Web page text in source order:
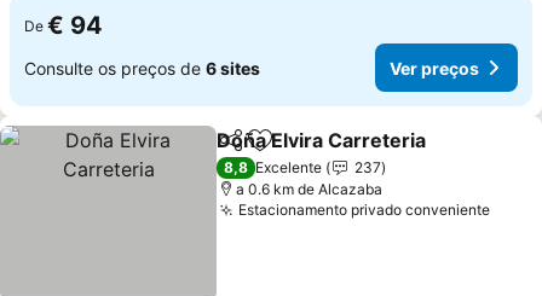
De € 94
Consulte os preços de 6 sites Ver preços
PartilharAdicionar aos favoritos
Doña Elvira Carreteria
8,8 Excelente
237
a 0.6 km de Alcazaba
Estacionamento privado conveniente